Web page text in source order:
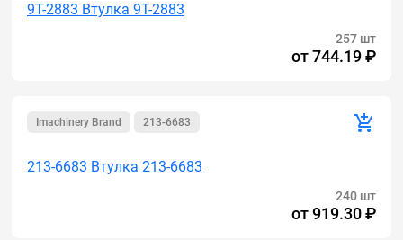
9T-2883 Втулка 9T-2883
257 шт
от744.19 ₽
Imachinery Brand 213-6683
213-6683 Втулка 213-6683
240 шт
от919.30 ₽